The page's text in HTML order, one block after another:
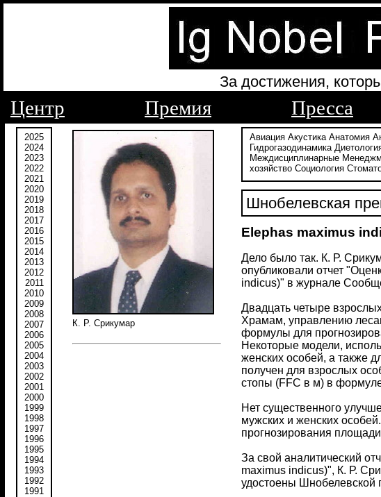
За достижения,
Центр Премия Пресса
2025
2024
2023
2022
2021
2020
2019
2018
2017
2016
2015
2014
2013
2012
2011
2010
2009
2008
2007
2006
2005
2004
2003
2002
2001
2000
1999
1998
1997
1996
1995
1994
1993
1992
1991
К. Р. Срикумар
Авиация Акустика Анатомия
Гидрогазодинамика
Междисциплинарные
хозяйство Социология
Шнобелевская
Elephas maximus
Дело было так. К. Р.
опубликовали отчет
indicus)" в журнале
Двадцать четыре
Храмам, управлению
формулы для
Некоторые модели,
женских особей, а также
получен для взрослых
стопы (FFC в м) в
Нет существенного
мужских и женских
прогнозирования
За свой аналитический
maximus indicus)", К. Р.
удостоены Шнобелевской